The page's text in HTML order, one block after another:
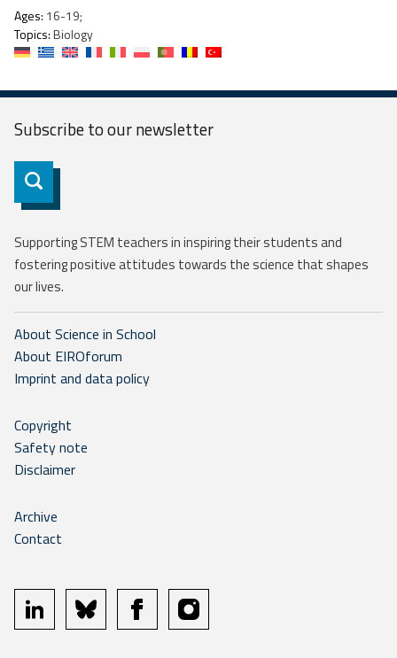
Ages: 16-19;
Topics:Biology
Subscribe to ournewsletter
Subscribe
Supporting STEM teachers in inspiring their students and
fostering positive attitudes towards the science that shapes
our lives.
About Science in School
About EIROforum
Imprint and data policy
Copyright
Safety note
Disclaimer
Archive
Contact
linkedin bluesky facebookinstagram